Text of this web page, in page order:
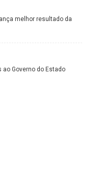
melhor resultado da
Governo do Estado